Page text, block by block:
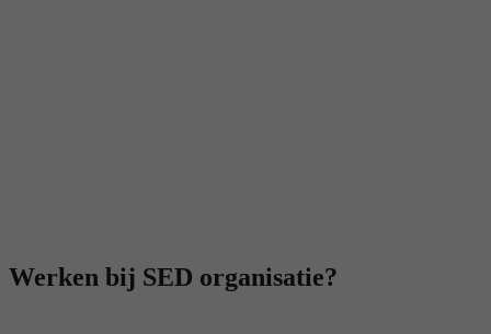
Werken bij SED organisatie?